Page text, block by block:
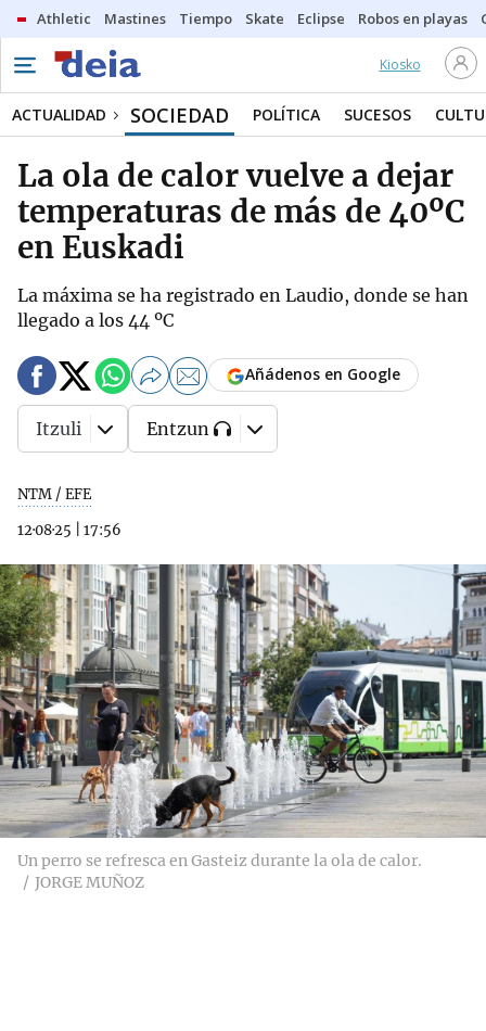
Athletic Mastines Tiempo Skate Eclipse Robos en playas
Kiosko
ACTUALIDAD SOCIEDAD POLÍTICA SUCESOS
La ola de calor vuelve a dejar
temperaturas de más de 40ºC
en Euskadi
La máxima se ha registrado en Laudio, donde se han
llegado a los 44 ºC
NTM / EFE
12·08·25
17:56
Añádenos en Google
Itzuli Entzun
Un perro se refresca en Gasteiz durante la ola de calor.
JORGE MUÑOZ